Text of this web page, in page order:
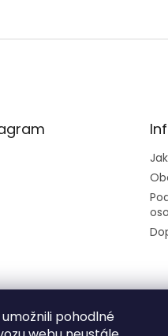
pohodlné
Sledovat na